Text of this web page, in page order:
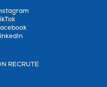
RECRUTE